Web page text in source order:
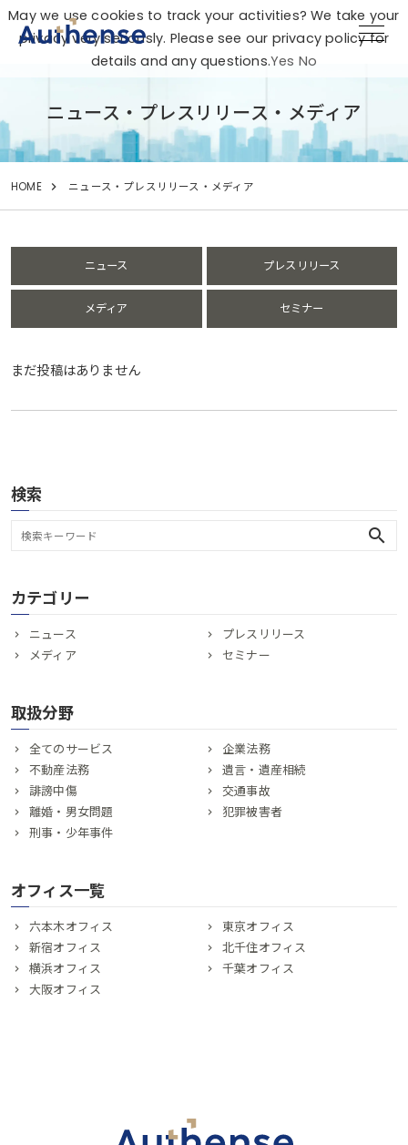
ニュース・プレスリリース・メディア
HOME ニュース・プレスリリース・メディア
ニュース プレスリリース
メディア セミナー
まだ投稿はありません
検索
search
カテゴリー
ニュース
プレスリリース
メディア
セミナー
取扱分野
全てのサービス
企業法務
不動産法務
遺言・遺産相続
誹謗中傷
交通事故
離婚・男女問題
犯罪被害者
刑事・少年事件
オフィス一覧
六本木オフィス
東京オフィス
新宿オフィス
北千住オフィス
横浜オフィス
千葉オフィス
大阪オフィス
May we use cookies to track your activities? We take your
privacy very seriously. Please see our privacy policy for
details and any questions.Yes No